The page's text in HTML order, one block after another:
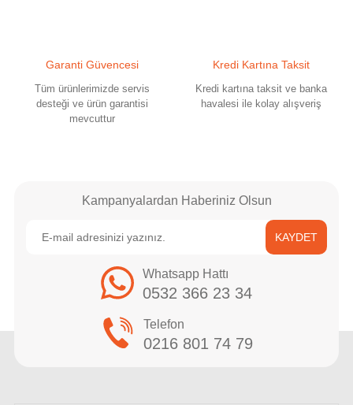
Garanti Güvencesi
Tüm ürünlerimizde servis
desteği ve ürün garantisi
mevcuttur
Kredi Kartına Taksit
Kredi kartına taksit ve banka
havalesi ile kolay alışveriş
Kampanyalardan Haberiniz Olsun
KAYDET
Whatsapp Hattı
0532 366 23 34
Telefon
0216 801 74 79